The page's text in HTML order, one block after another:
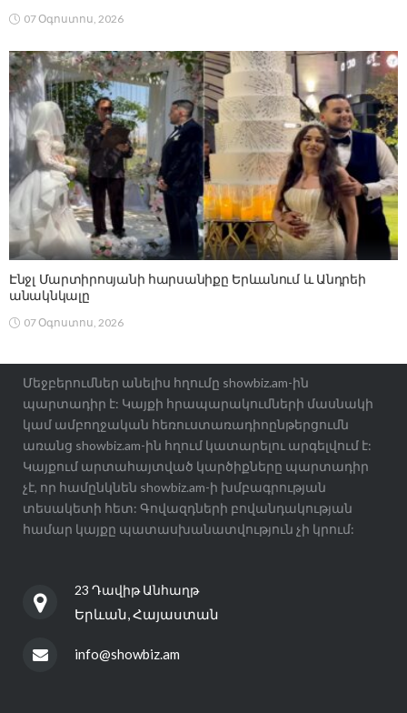
07 Օգոստոս, 2026
Էնջլ Մարտիրոսյանի հարսանիքը Երևանում և Անդրեի
անակնկալը
07 Օգոստոս, 2026
Մեջբերումներ անելիս հղումը showbiz.am-ին
պարտադիր է: Կայքի հրապարակումների մասնակի
կամ ամբողջական հեռուստառադիոընթերցումն
առանց showbiz.am-ին հղում կատարելու արգելվում է:
Կայքում արտահայտված կարծիքները պարտադիր
չէ, որ համընկնեն showbiz.am-ի խմբագրության
տեսակետի հետ: Գովազդների բովանդակության
համար կայքը պատասխանատվություն չի կրում:
23 Դավիթ Անհաղթ
Երևան, Հայաստան
info@showbiz.am